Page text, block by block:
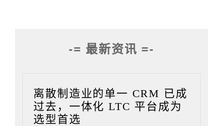
-= 最新资讯 =-
离散制造业的单一 CRM 已成
过去，一体化 LTC 平台成为
选型首选